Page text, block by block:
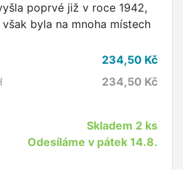
poprvé již v roce 1942,
byla na mnoha místech
234,50 Kč
234,50 Kč
Skladem 2 ks
Odesíláme v pátek 14.8.